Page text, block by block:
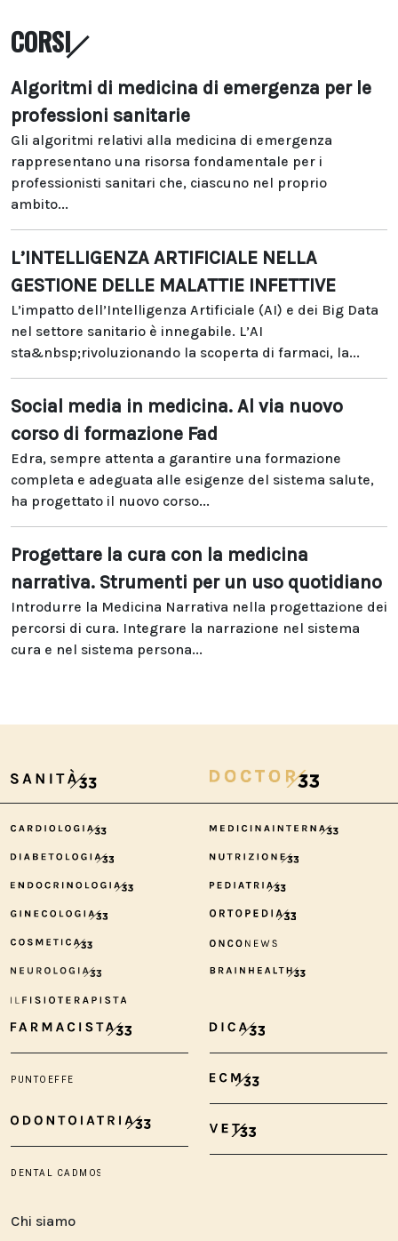
CORSI
Algoritmi di medicina di emergenza per le
professioni sanitarie
Gli algoritmi relativi alla medicina di emergenza
rappresentano una risorsa fondamentale per i
professionisti sanitari che, ciascuno nel proprio
ambito...
L’INTELLIGENZA ARTIFICIALE NELLA
GESTIONE DELLE MALATTIE INFETTIVE
L’impatto dell’Intelligenza Artificiale (AI) e dei Big Data
nel settore sanitario è innegabile. L’AI
sta&nbsp;rivoluzionando la scoperta di farmaci, la...
Social media in medicina. Al via nuovo
corso di formazione Fad
Edra, sempre attenta a garantire una formazione
completa e adeguata alle esigenze del sistema salute,
ha progettato il nuovo corso...
Progettare la cura con la medicina
narrativa. Strumenti per un uso quotidiano
Introdurre la Medicina Narrativa nella progettazione dei
percorsi di cura. Integrare la narrazione nel sistema
cura e nel sistema persona...
Chi siamo